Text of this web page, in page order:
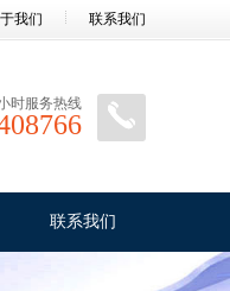
我们 联系我们
时服务热线
联系我们